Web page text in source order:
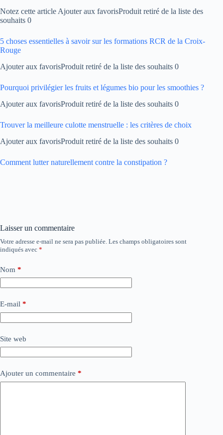
Notez cette article Ajouter aux favorisProduit retiré de la liste des
souhaits 0
5 choses essentielles à savoir sur les formations RCR de la Croix-
Rouge
Ajouter aux favorisProduit retiré de la liste des souhaits 0
Pourquoi privilégier les fruits et légumes bio pour les smoothies ?
Ajouter aux favorisProduit retiré de la liste des souhaits 0
Trouver la meilleure culotte menstruelle : les critères de choix
Ajouter aux favorisProduit retiré de la liste des souhaits 0
Comment lutter naturellement contre la constipation ?
Laisser un commentaire
Votre adresse e-mail ne sera pas publiée. Les champs obligatoires sont
indiqués avec *
Nom *
E-mail *
Site web
Ajouter un commentaire *